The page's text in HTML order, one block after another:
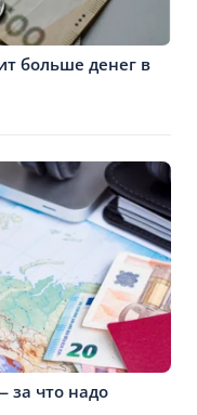
больше денег в
за что надо